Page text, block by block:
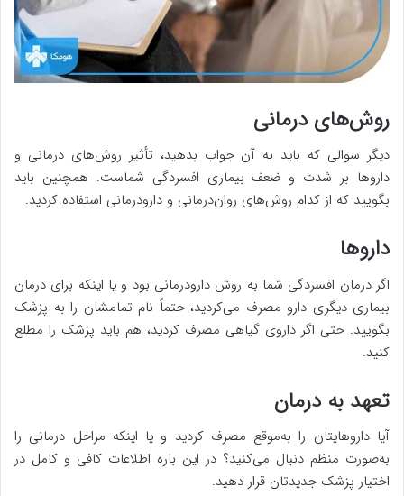
روش‌های درمانی
دیگر سوالی که باید به آن جواب بدهید، تأثیر روش‌های درمانی و
داروها بر شدت و ضعف بیماری افسردگی شماست. همچنین باید
بگویید که از کدام روش‌های روان‌درمانی و دارودرمانی استفاده کردید.
داروها
اگر درمان افسردگی شما به روش دارودرمانی بود و یا اینکه برای درمان
بیماری دیگری دارو مصرف می‌کردید، حتماً نام تمامشان را به پزشک
بگویید. حتی اگر داروی گیاهی مصرف کردید، هم باید پزشک را مطلع
کنید.
تعهد به درمان
آیا داروهایتان را به‌موقع مصرف کردید و یا اینکه مراحل درمانی را
به‌صورت منظم دنبال می‌کنید؟ در این باره اطلاعات کافی و کامل در
اختیار پزشک جدیدتان قرار دهید.